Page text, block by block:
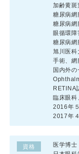
加齢黄斑
糖尿病網
糖尿病網
眼循環障
糖尿病網
旭川医科
手術、網
国内外
RETINA
臨床眼科
2016年
2017年
資格
医学博士